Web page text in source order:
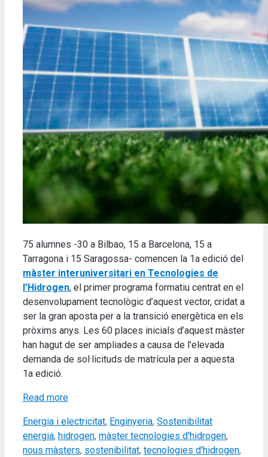
75 alumnes -30 a Bilbao, 15 a Barcelona, 15 a
Tarragona i 15 Saragossa- comencen la 1a edició del
màster interuniversitari en Tecnologies de
l’Hidrogen, el primer programa formatiu centrat en el
desenvolupament tecnològic d’aquest vector, cridat a
ser la gran aposta per a la transició energètica en els
pròxims anys. Les 60 places inicials d’aquest màster
han hagut de ser ampliades a causa de l’elevada
demanda de sol·licituds de matrícula per a aquesta
1a edició.
Read more
Categories
Energia i electricitat, Enginyeria, SostenibilitatTags
energia, hidrogen, màster tecnologies d'hidrogen,
nous màsters, sostenibilitat, tecnologies d'hidrogen,